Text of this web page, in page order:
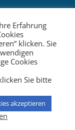
Kontakt
Erfahrung
klicken. Sie
Cookies
Sie bitte
akzeptieren